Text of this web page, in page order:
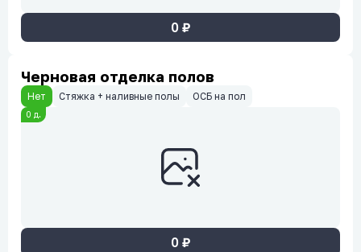
0₽
0 д.
0₽
Черновая отделка полов
Нет Стяжка + наливные полы ОСБ на пол